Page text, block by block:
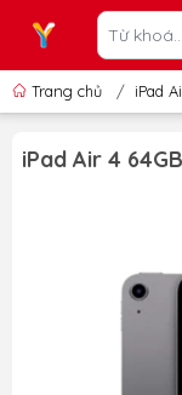
Trang chủ / iPad
iPad Air 4